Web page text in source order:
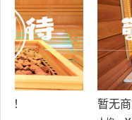
暂无商家推荐，敬请期